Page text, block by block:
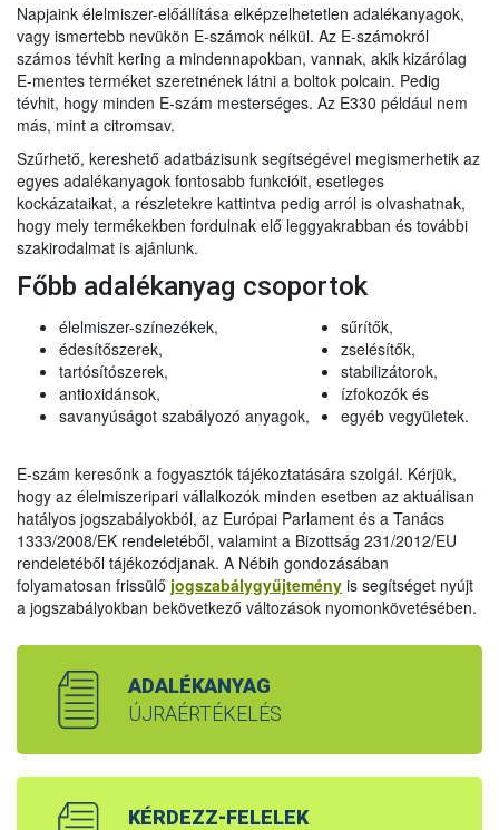
Napjaink élelmiszer-előállítása elképzelhetetlen adalékanyagok,
vagy ismertebb nevükön E-számok nélkül. Az E-számokról
számos tévhit kering a mindennapokban, vannak, akik kizárólag
E-mentes terméket szeretnének látni a boltok polcain. Pedig
tévhit, hogy minden E-szám mesterséges. Az E330 például nem
más, mint a citromsav.
Szűrhető, kereshető adatbázisunk segítségével megismerhetik az
egyes adalékanyagok fontosabb funkcióit, esetleges
kockázataikat, a részletekre kattintva pedig arról is olvashatnak,
hogy mely termékekben fordulnak elő leggyakrabban és további
szakirodalmat is ajánlunk.
Főbb adalékanyag csoportok
élelmiszer-színezékek,
édesítőszerek,
tartósítószerek,
antioxidánsok,
savanyúságot szabályozó anyagok,
sűrítők,
zselésítők,
stabilizátorok,
ízfokozók és
egyéb vegyületek.
E-szám keresőnk a fogyasztók tájékoztatására szolgál. Kérjük,
hogy az élelmiszeripari vállalkozók minden esetben az aktuálisan
hatályos jogszabályokból, az Európai Parlament és a Tanács
1333/2008/EK rendeletéből, valamint a Bizottság 231/2012/EU
rendeletéből tájékozódjanak. A Nébih gondozásában
folyamatosan frissülő jogszabálygyűjtemény is segítséget nyújt
a jogszabályokban bekövetkező változások nyomonkövetésében.
ADALÉKANYAG
ÚJRAÉRTÉKELÉS
KÉRDEZZ-FELELEK